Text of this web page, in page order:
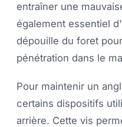
entraîner une
également essentiel
dépouille du foret
pénétration dans le
Pour maintenir un
certains dispositifs
arrière. Cette vis